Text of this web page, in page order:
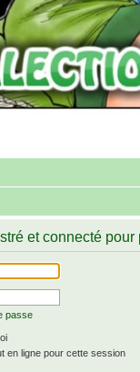
et connecté
passe
en ligne pour cette session